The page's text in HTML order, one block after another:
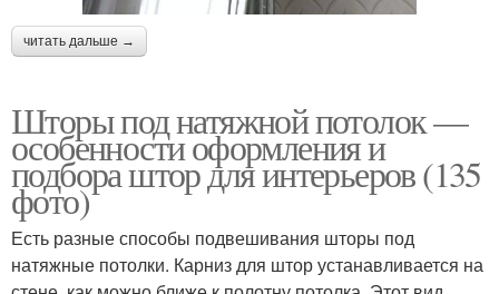
читать дальше →
Шторы под натяжной потолок —
особенности оформления и
подбора штор для интерьеров (135
фото)
Есть разные способы подвешивания шторы под
натяжные потолки. Карниз для штор устанавливается на